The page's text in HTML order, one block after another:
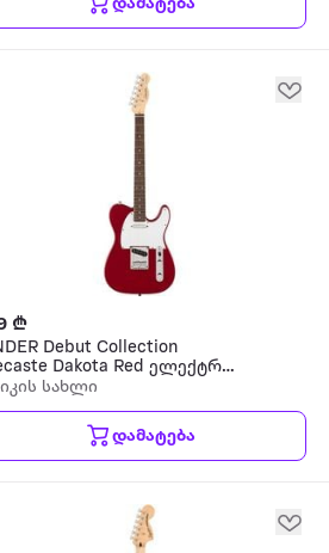
დამატება
₾
Debut Collection
Dakota Red ელექტრო
სახლი
დამატება